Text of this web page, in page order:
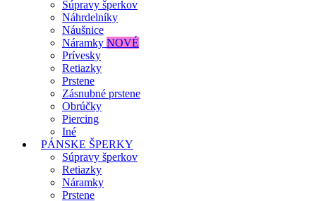
Súpravy šperkov
Náhrdelníky
Náušnice
Náramky NOVÉ
Prívesky
Retiazky
Prstene
Zásnubné prstene
Obrúčky
Piercing
Iné
PÁNSKE ŠPERKY
Súpravy šperkov
Retiazky
Náramky
Prstene